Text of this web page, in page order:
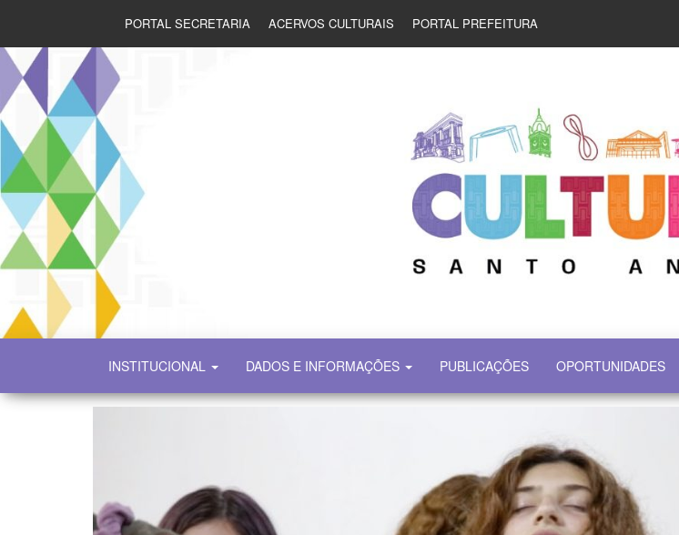
PORTAL SECRETARIA ACERVOS CULTURAIS PORTAL PREFEITURA
SECULT
INSTITUCIONAL DADOS E INFORMAÇÕES PUBLICAÇÕES OPORTUNIDADES